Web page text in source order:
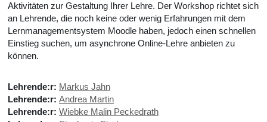
Aktivitäten zur Gestaltung Ihrer Lehre. Der Workshop richtet sich
an Lehrende, die noch keine oder wenig Erfahrungen mit dem
Lernmanagementsystem Moodle haben, jedoch einen schnellen
Einstieg suchen, um asynchrone Online-Lehre anbieten zu
können.
Lehrende:r: Markus Jahn
Lehrende:r: Andrea Martin
Lehrende:r: Wiebke Malin Peckedrath